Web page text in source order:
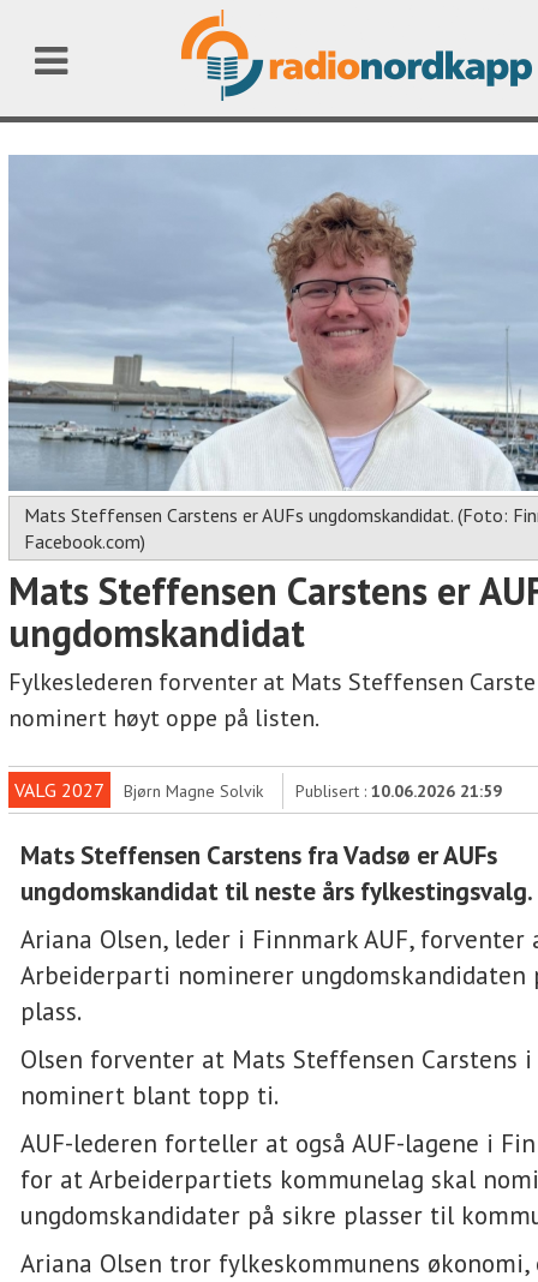
Mats Steffensen Carstens er AUFs ungdomskandidat. (Foto:
Facebook.com)
Mats Steffensen Carstens er
ungdomskandidat
Fylkeslederen forventer at Mats Steffensen
nominert høyt oppe på listen.
VALG 2027 Bjørn Magne Solvik Publisert : 10.06.2026 21:59
Mats Steffensen Carstens fra Vadsø er AUFs
ungdomskandidat til neste års fylkestingsvalg.
Ariana Olsen, leder i Finnmark AUF, forventer
Arbeiderparti nominerer ungdomskandidaten
plass.
Olsen forventer at Mats Steffensen Carstens
nominert blant topp ti.
AUF-lederen forteller at også AUF-lagene i
for at Arbeiderpartiets kommunelag skal
ungdomskandidater på sikre plasser til
Ariana Olsen tror fylkeskommunens økonomi,